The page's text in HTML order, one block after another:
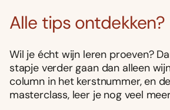
Alle tips ontdekken?
Wil je écht wijn leren proeven?
stapje verder gaan dan alleen
column in het kerstnummer, en
masterclass, leer je nog veel